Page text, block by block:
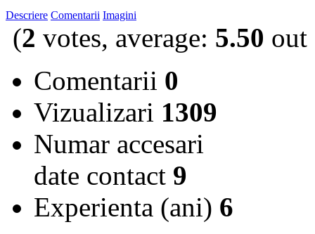
Descriere Comentarii Imagini
(2 votes, average: 5.50 out
Comentarii 0
Vizualizari 1309
Numar accesari
date contact 9
Experienta (ani) 6